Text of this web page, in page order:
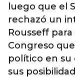
luego que el
rechazó un
Rousseff
Congreso
político en su
sus